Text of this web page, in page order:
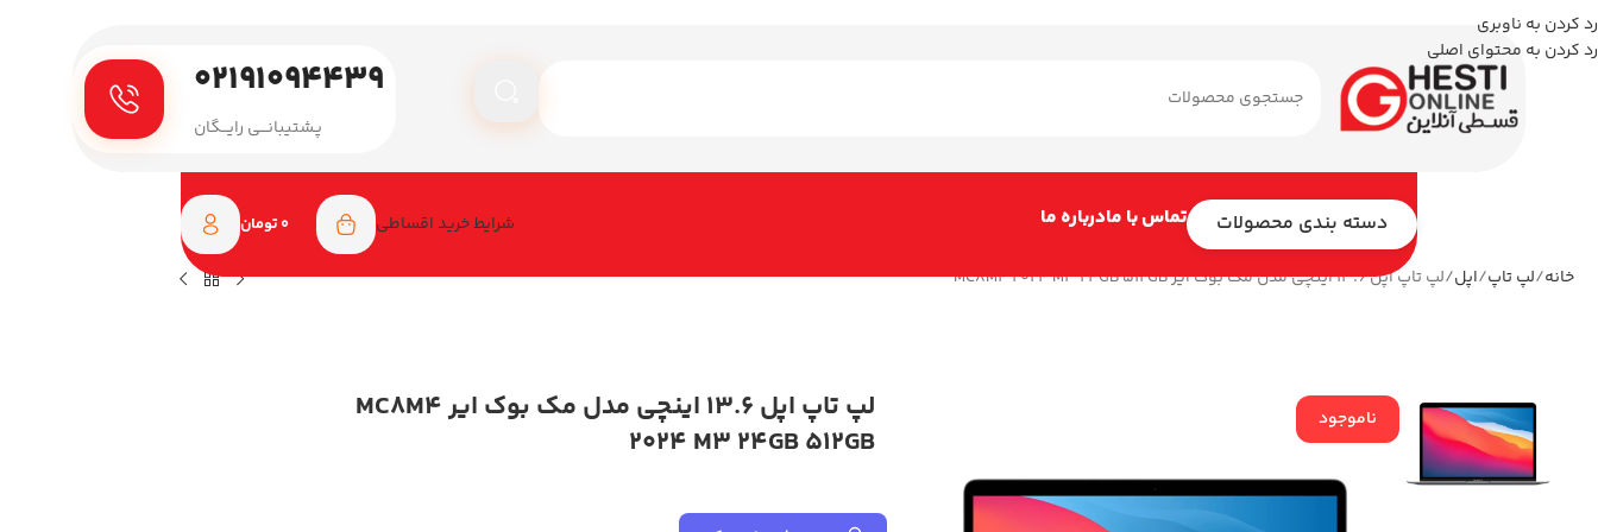
رد کردن به ناوبری
رد کردن به محتوای اصلی
۰۲۱۹۱۰۹۴۴۳۹
پـشتیبانـــی رایـــگان
دسته بندی محصولات تماس با مادرباره ما شرایط خرید اقساطی 0 تومان
خانه لپ تاپ اپل لپ تاپ اپل 13.6 اینچی مدل مک بوک ایر MC8M4 2024 M3 24GB 512GB
ناموجود
لپ تاپ اپل 13.6 اینچی مدل مک بوک ایر MC8M4
2024 M3 24GB 512GB